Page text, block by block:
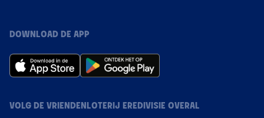
DOWNLOAD DE APP
VOLG DE VRIENDENLOTERIJ EREDIVISIE OVERAL